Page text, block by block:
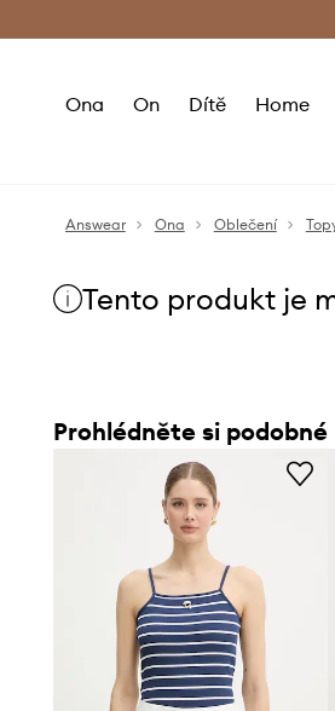
Ona On Dítě Home
Answear Ona Oblečení
Tento produkt je
Prohlédněte si